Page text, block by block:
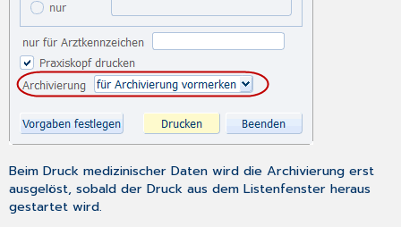
Beim Druck medizinischer Daten wird die Archivierung erst
ausgelöst, sobald der Druck aus dem Listenfenster heraus
gestartet wird.